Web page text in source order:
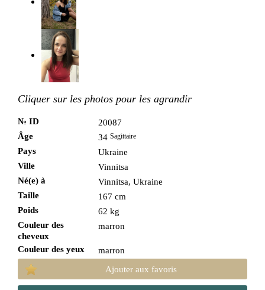
Cliquer sur les photos pour les agrandir
№ ID
20087
Âge
34 Sagittaire
Pays
Ukraine
Ville
Vinnitsa
Né(e) à
Vinnitsa, Ukraine
Taille
167 cm
Poids
62 kg
Couleur des
cheveux
marron
Couleur des yeux
marron
Ajouter aux favoris